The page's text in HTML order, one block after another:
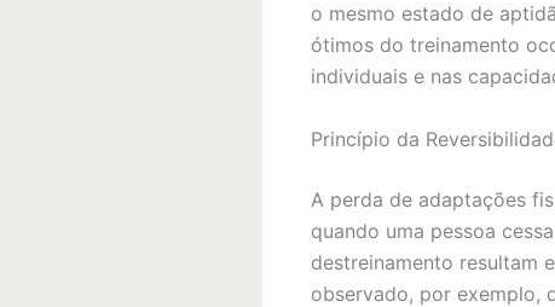
o mesmo estado de
ótimos do treinamento
individuais e nas
Princípio da
A perda de adaptações
quando uma pessoa
destreinamento resultam
observado, por exemplo,